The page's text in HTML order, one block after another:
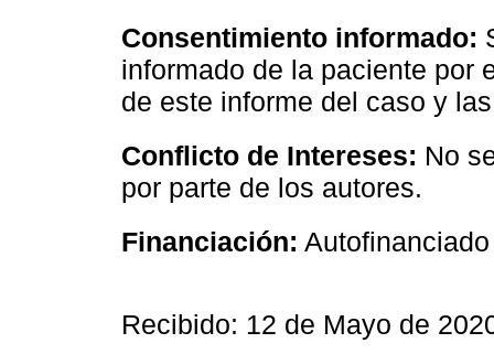
Consentimiento informado:
informado de la paciente por
de este informe del caso y
Conflicto de Intereses: No
por parte de los autores.
Financiación:
Recibido: 12 de Mayo de